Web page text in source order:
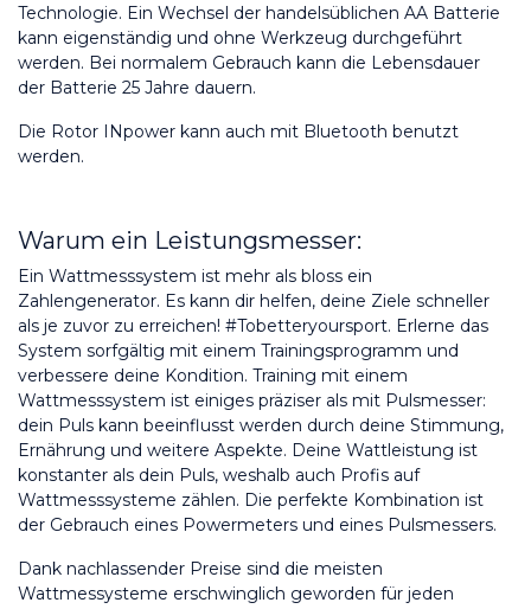
Technologie. Ein Wechsel der handelsüblichen AA Batterie
kann eigenständig und ohne Werkzeug durchgeführt
werden. Bei normalem Gebrauch kann die Lebensdauer
der Batterie 25 Jahre dauern.
Die Rotor INpower kann auch mit Bluetooth benutzt
werden.
Warum ein Leistungsmesser:
Ein Wattmesssystem ist mehr als bloss ein
Zahlengenerator. Es kann dir helfen, deine Ziele schneller
als je zuvor zu erreichen! #Tobetteryoursport. Erlerne das
System sorfgältig mit einem Trainingsprogramm und
verbessere deine Kondition. Training mit einem
Wattmesssystem ist einiges präziser als mit Pulsmesser:
dein Puls kann beeinflusst werden durch deine Stimmung,
Ernährung und weitere Aspekte. Deine Wattleistung ist
konstanter als dein Puls, weshalb auch Profis auf
Wattmesssysteme zählen. Die perfekte Kombination ist
der Gebrauch eines Powermeters und eines Pulsmessers.
Dank nachlassender Preise sind die meisten
Wattmessysteme erschwinglich geworden für jeden